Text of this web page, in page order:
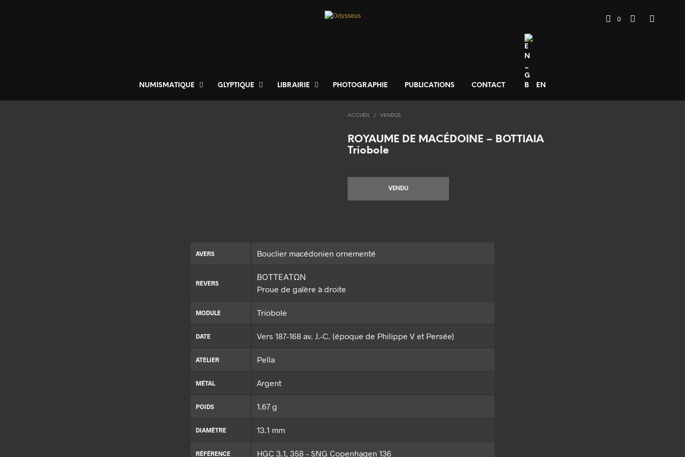
NUMISMATIQUE GLYPTIQUE LIBRAIRIE PHOTOGRAPHIE PUBLICATIONS CONTACT EN
0
ACCUEIL / VENDUS
ROYAUME DE MACÉDOINE – BOTTIAIA
Triobole
VENDU
AVERS Bouclier macédonien ornementé
REVERS
ΒΟΤΤΕΑΤΩΝ
Proue de galère à droite
MODULE Triobole
DATE Vers 187-168 av. J.-C. (époque de Philippe V et Persée)
ATELIER Pella
MÉTAL Argent
POIDS 1.67 g
DIAMÈTRE 13.1 mm
RÉFÉRENCE HGC 3.1, 358 – SNG Copenhagen 136